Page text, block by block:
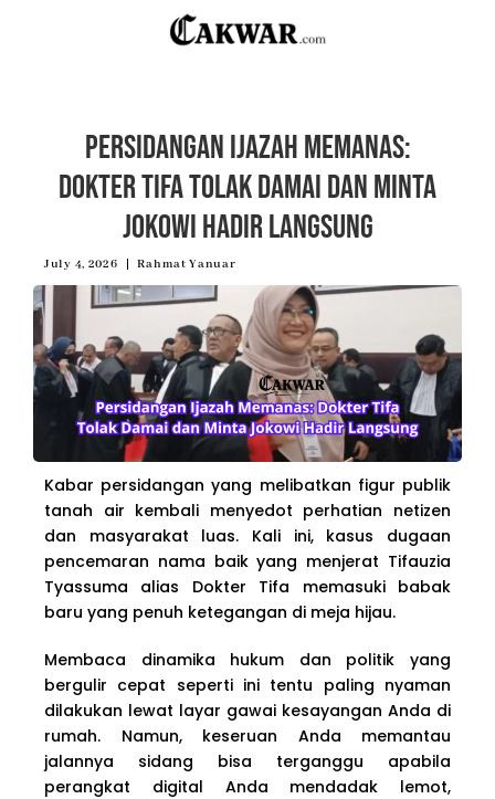
Persidangan Ijazah Memanas:
Dokter Tifa Tolak Damai dan Minta
Jokowi Hadir Langsung
July 4, 2026 Rahmat Yanuar
Kabar persidangan yang melibatkan figur publik
tanah air kembali menyedot perhatian netizen
dan masyarakat luas. Kali ini, kasus dugaan
pencemaran nama baik yang menjerat Tifauzia
Tyassuma alias Dokter Tifa memasuki babak
baru yang penuh ketegangan di meja hijau.
Membaca dinamika hukum dan politik yang
bergulir cepat seperti ini tentu paling nyaman
dilakukan lewat layar gawai kesayangan Anda di
rumah. Namun, keseruan Anda memantau
jalannya sidang bisa terganggu apabila
perangkat digital Anda mendadak lemot,